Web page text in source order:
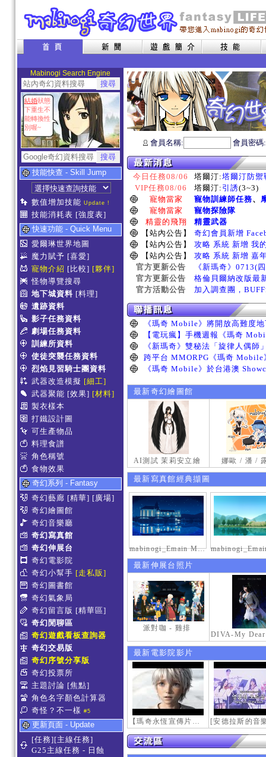
Mabinogi Search Engine
結婚狀態
下重生不
能轉換性
別喔~
技能快查 - Skill Jump
數值增加技能 Update !
技能消耗表 [強度表]
快速功能 - Quick Menu
愛爾琳世界地圖
魔力賦予 [喜愛]
寵物介紹 [比較] [夥伴]
怪物導覽搜尋
地下城資料 [料理]
遺跡資料
影子任務資料
劇場任務資料
訓練所資料
使徒突襲任務資料
烈焰見習騎士團資料
武器改造模擬 [細工]
武器聚能 [效果] [材料]
製衣樣本
打鐵設計圖
可生產物品
料理食譜
角色稱號
食物效果
奇幻系列 - Fantasy
奇幻藝廊 [精華] [廣場]
奇幻繪圖館
奇幻音樂廳
奇幻寫真館
奇幻伸展台
奇幻電影院
奇幻小幫手 [走私販]
奇幻圖書館
奇幻氣象局
奇幻留言版 [精華區]
奇幻閒聊區
奇幻遊戲看板查詢器
奇幻交易版
奇幻序號分享版
奇幻投票所
主題討論 [焦點]
角色名字顏色計算器
奇怪？不一樣 #5
更新頁面 - Update
[任務][主線任務]
G25主線任務 - 日蝕
會員名稱: 會員密
今日任務08/06 塔爾汀:塔爾汀防禦
VIP任務08/06
塔爾汀: 引誘(3~3)
寵物當家
寵物訓練師任務、
寵物當家
寵物探險隊
精靈的飛翔
精靈武器
【站內公告】
奇幻會員新增
【站內公告】
攻略 系統 新增 我
【站內公告】
攻略 系統 新增 嘉
官方更新公告
《新瑪奇》0713(
官方更新公告
格倫貝爾納改版最
官方活動公告
加入調查團，
最新奇幻繪圖館
AI測試 茉莉安立繪 娜歐 / 潘 /
最新寫真館經典擷圖
mabinogi_Emain Macha_2000-0600_1
最新伸展台照片
派對咖 - 雞排
最新電影院影片
【瑪奇永恆宣傳片】最初的感動